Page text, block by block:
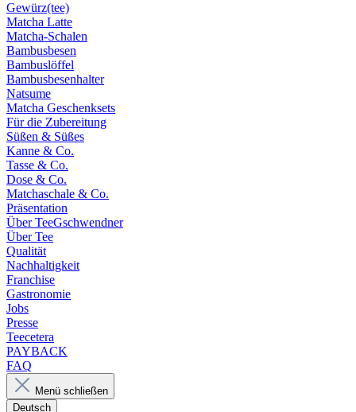
Gewürz(tee)
Matcha Latte
Matcha-Schalen
Bambusbesen
Bambuslöffel
Bambusbesenhalter
Natsume
Matcha Geschenksets
Für die Zubereitung
Süßen & Süßes
Kanne & Co.
Tasse & Co.
Dose & Co.
Matchaschale & Co.
Präsentation
Über TeeGschwendner
Über Tee
Qualität
Nachhaltigkeit
Franchise
Gastronomie
Jobs
Presse
Teecetera
PAYBACK
FAQ
Menü schließen
Deutsch